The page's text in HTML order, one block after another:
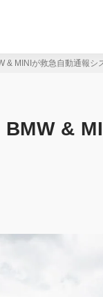
& MINIが救急自動通報
&